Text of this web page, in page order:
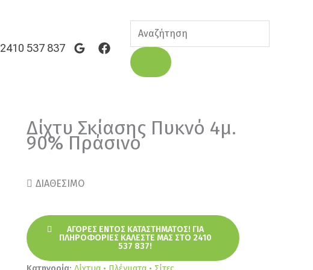
2410 537 837
Products
search
Δίχτυ Σκίασης Πυκνό 4μ.
90% Πράσινο
ΔΙΑΘΕΣΙΜΟ
ΑΓΟΡΈΣ ΕΝΤΌΣ ΚΑΤΑΣΤΉΜΑΤΟΣ! ΓΙΑ
ΠΛΗΡΟΦΟΡΊΕΣ ΚΑΛΈΣΤΕ ΜΑΣ ΣΤΟ 2410
537 837!